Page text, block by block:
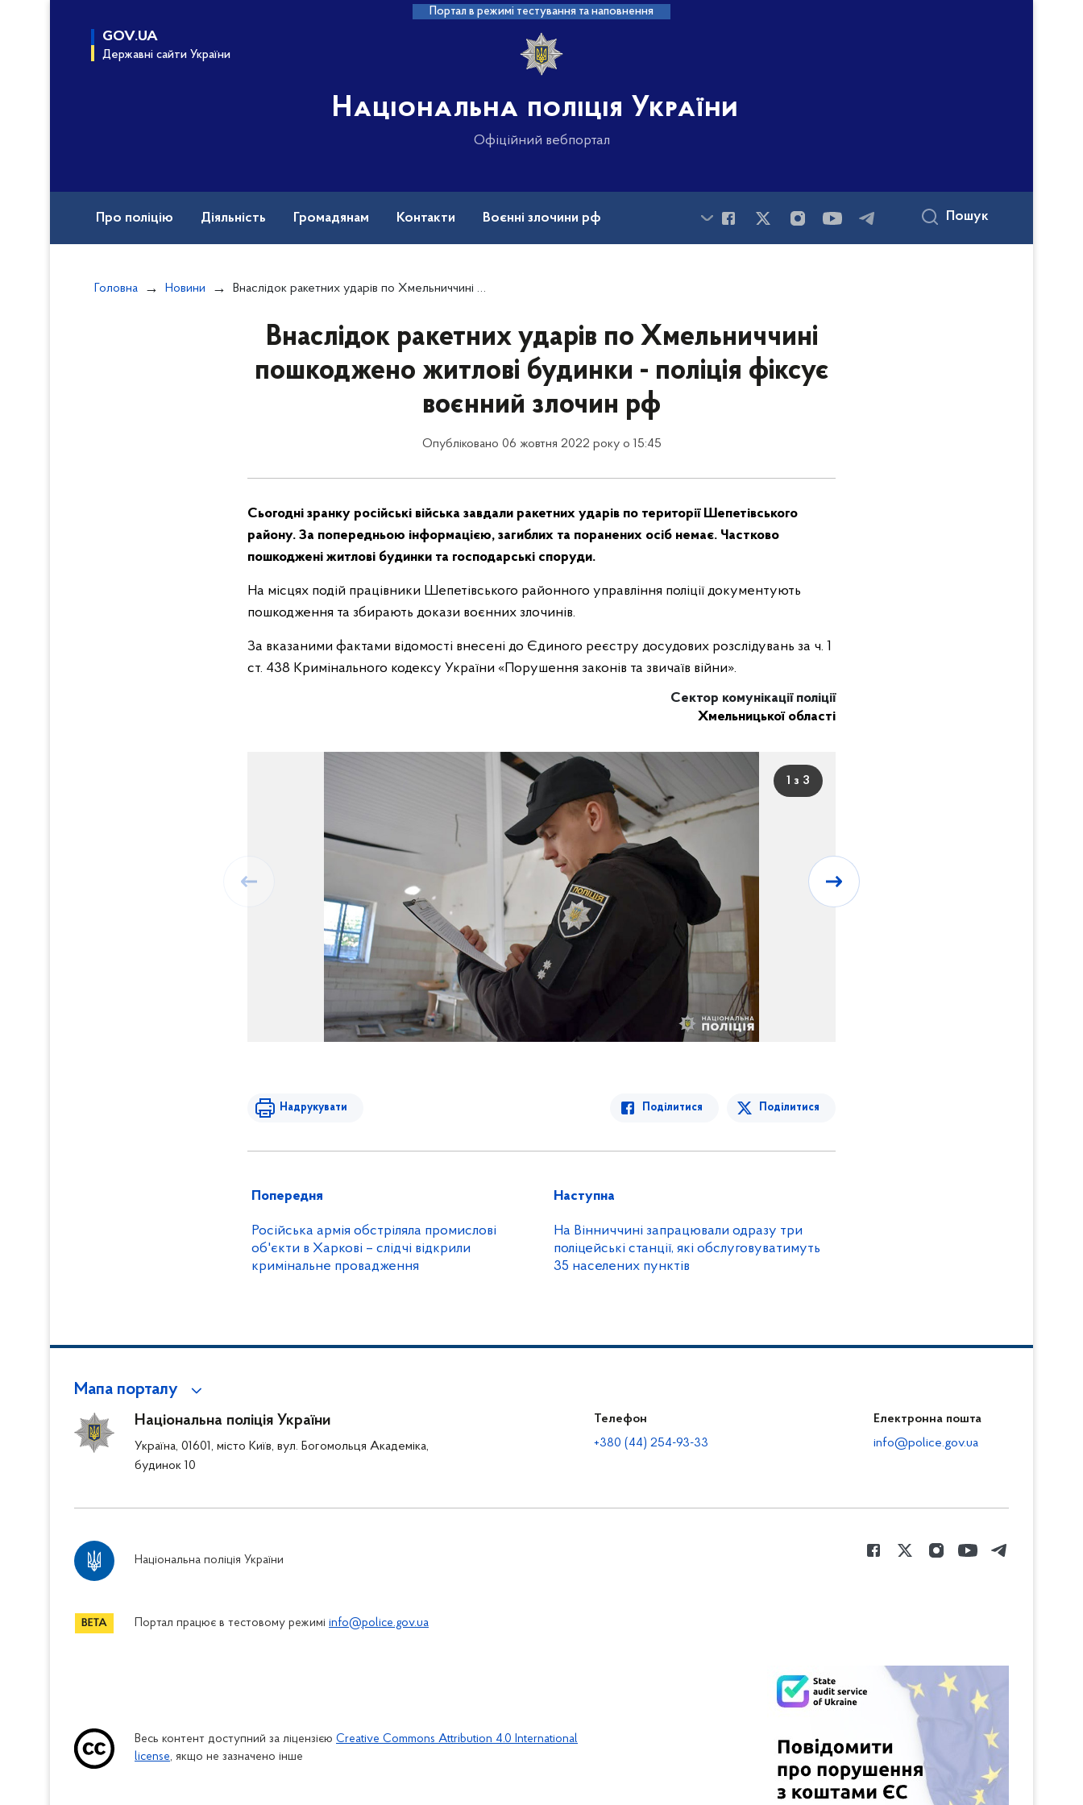
Портал в режимі тестування та наповнення
GOV.UA
Державні сайти України
Національна поліція України
Офіційний вебпортал
Про поліцію Діяльність Громадянам Контакти Воєнні злочини рф Пошук
Головна Новини Внаслідок ракетних ударів по Хмельниччині пошкоджено житлові будинки - поліція фіксує воєнний злочин рф
Внаслідок ракетних ударів по Хмельниччині
пошкоджено житлові будинки - поліція фіксує
воєнний злочин рф
Опубліковано 06 жовтня 2022 року о 15:45
Сьогодні зранку російські війська завдали ракетних ударів по території Шепетівського
району. За попередньою інформацією, загиблих та поранених осіб немає. Частково
пошкоджені житлові будинки та господарські споруди.
На місцях подій працівники Шепетівського районного управління поліції документують
пошкодження та збирають докази воєнних злочинів.
За вказаними фактами відомості внесені до Єдиного реєстру досудових розслідувань за ч. 1
ст. 438 Кримінального кодексу України «Порушення законів та звичаїв війни».
Сектор комунікації поліції
Хмельницької області
1 з 3
Надрукувати Поділитися Поділитися
Попередня
Російська армія обстріляла промислові
об'єкти в Харкові – слідчі відкрили
кримінальне провадження
Наступна
На Вінниччині запрацювали одразу три
поліцейські станції, які обслуговуватимуть
35 населених пунктів
Мапа порталу
Національна поліція України
Україна, 01601, місто Київ, вул. Богомольця Академіка,
будинок 10
Телефон
+380 (44) 254-93-33
Електронна пошта
info@police.gov.ua
Національна поліція України
Портал працює в тестовому режимі info@police.gov.ua
Весь контент доступний за ліцензією Creative Commons Attribution 4.0 International
license, якщо не зазначено інше